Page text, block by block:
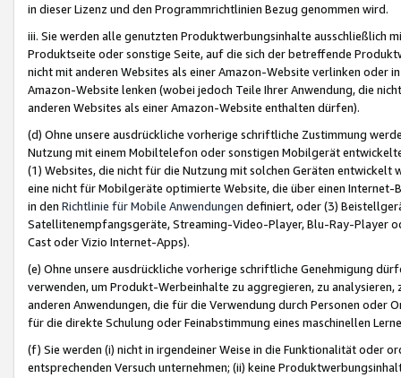
in dieser Lizenz und den Programmrichtlinien Bezug genommen wird.
iii. Sie werden alle genutzten Produktwerbungsinhalte ausschließlich
Produktseite oder sonstige Seite, auf die sich der betreffende
nicht mit anderen Websites als einer Amazon-Website verlinken oder
Amazon-Website lenken (wobei jedoch Teile Ihrer Anwendung, die
anderen Websites als einer Amazon-Website enthalten dürfen).
(d) Ohne unsere ausdrückliche vorherige schriftliche Zustimmung
Nutzung mit einem Mobiltelefon oder sonstigen Mobilgerät
(1) Websites, die nicht für die Nutzung mit solchen Geräten
eine nicht für Mobilgeräte optimierte Website, die über einen
in den Richtlinie für Mobile Anwendungen definiert, oder (3)
Satellitenempfangsgeräte, Streaming-Video-Player, Blu-Ray-Player
Cast oder Vizio Internet-Apps).
(e) Ohne unsere ausdrückliche vorherige schriftliche Genehmigung
verwenden, um Produkt-Werbeinhalte zu aggregieren, zu
anderen Anwendungen, die für die Verwendung durch Personen
für die direkte Schulung oder Feinabstimmung eines maschinellen
(f) Sie werden (i) nicht in irgendeiner Weise in die Funktionalität oder
entsprechenden Versuch unternehmen; (ii) keine